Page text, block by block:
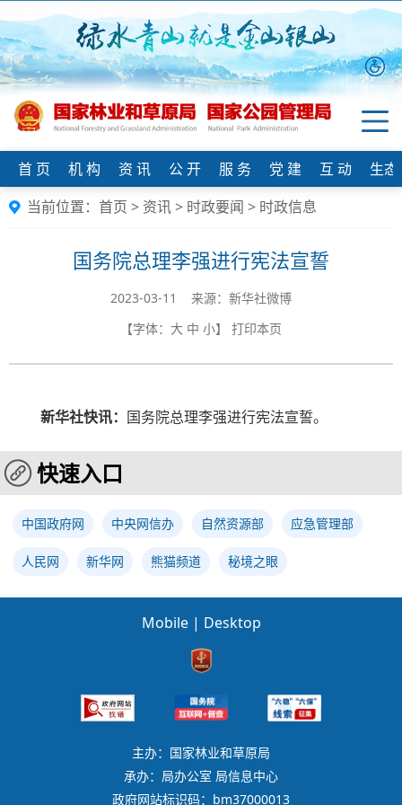
首 页 机 构 资 讯 公 开 服 务 党 建 互 动
生
当前位置： 首页 > 资讯> 时政要闻 > 时政信息
国务院总理李强进行宪法宣誓
2023-03-11 来源：​新华社微博
【字体： 大 中 小】 打印本页
新华社快讯： 国务院总理李强进行宪法宣誓。
快速入口
中国政府网 中央网信办 自然资源部 应急管理部
人民网 新华网 熊猫频道 秘境之眼
Mobile | Desktop
主办：国家林业和草原局
承办：局办公室 局信息中心
政府网站标识码：bm37000013